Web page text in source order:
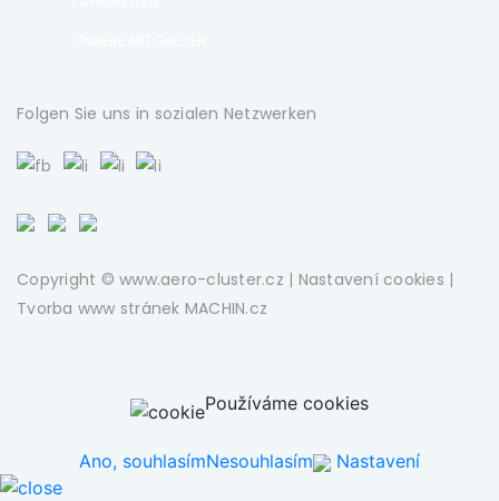
Folgen Sie uns in sozialen Netzwerken
Copyright © www.aero-cluster.cz | Nastavení cookies |
Tvorba www stránek MACHIN.cz
Používáme cookies
Ano, souhlasímNesouhlasím Nastavení